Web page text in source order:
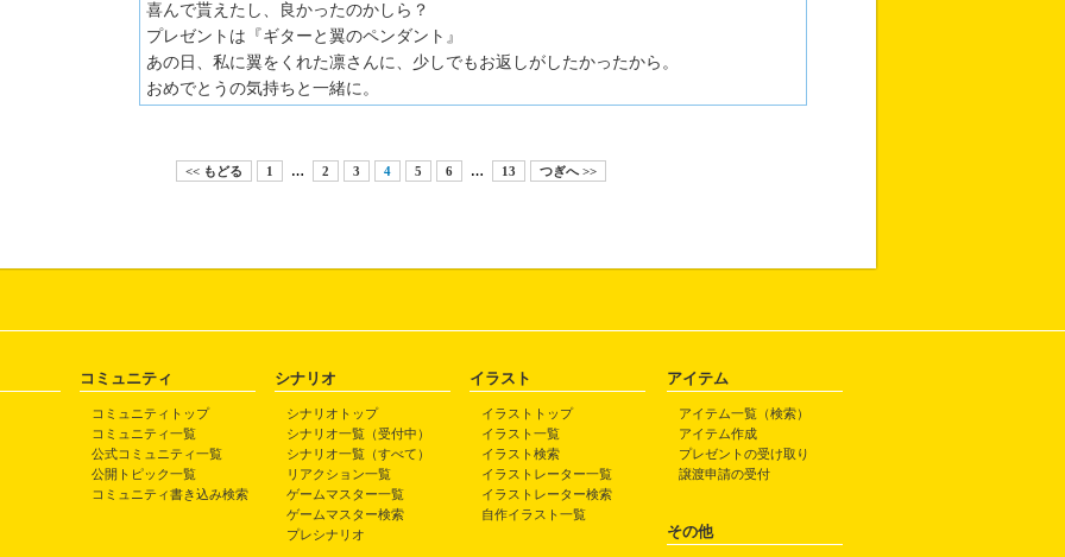
喜んで貰えたし、良かったのかしら？
プレゼントは『ギターと翼のペンダント』
あの日、私に翼をくれた凛さんに、少しでもお返しがしたかったから。
おめでとうの気持ちと一緒に。
<< もどる 1 … 2 3 4 5 6 … 13 つぎへ >>
コミュニティ
コミュニティトップ
コミュニティ一覧
公式コミュニティ一覧
公開トピック一覧
コミュニティ書き込み検索
シナリオ
シナリオトップ
シナリオ一覧（受付中）
シナリオ一覧（すべて）
リアクション一覧
ゲームマスター一覧
ゲームマスター検索
プレシナリオ
イラスト
イラストトップ
イラスト一覧
イラスト検索
イラストレーター一覧
イラストレーター検索
自作イラスト一覧
アイテム
アイテム一覧（検索）
アイテム作成
プレゼントの受け取り
譲渡申請の受付
その他